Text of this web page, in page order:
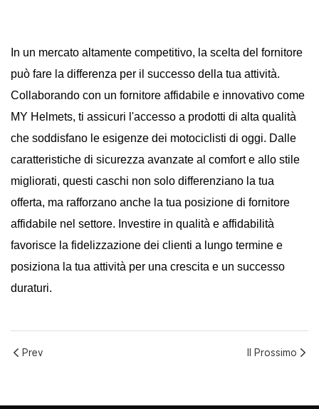
In un mercato altamente competitivo, la scelta del fornitore
può fare la differenza per il successo della tua attività.
Collaborando con un fornitore affidabile e innovativo come
MY Helmets, ti assicuri l'accesso a prodotti di alta qualità
che soddisfano le esigenze dei motociclisti di oggi. Dalle
caratteristiche di sicurezza avanzate al comfort e allo stile
migliorati, questi caschi non solo differenziano la tua
offerta, ma rafforzano anche la tua posizione di fornitore
affidabile nel settore. Investire in qualità e affidabilità
favorisce la fidelizzazione dei clienti a lungo termine e
posiziona la tua attività per una crescita e un successo
duraturi.
Prev Il Prossimo